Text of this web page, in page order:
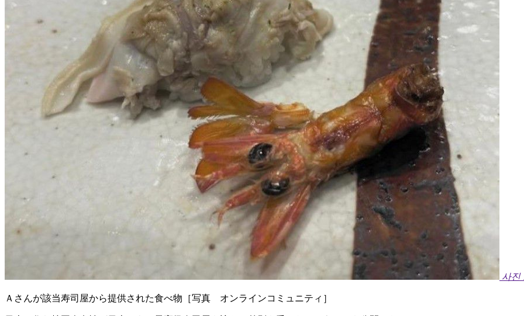
사진
Ａさんが該当寿司屋から提供された食べ物［写真 オンラインコミュニティ］